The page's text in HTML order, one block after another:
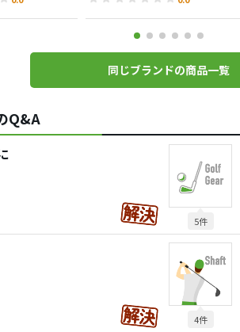
同じブランドの商品一覧
Q&A
5件
4件